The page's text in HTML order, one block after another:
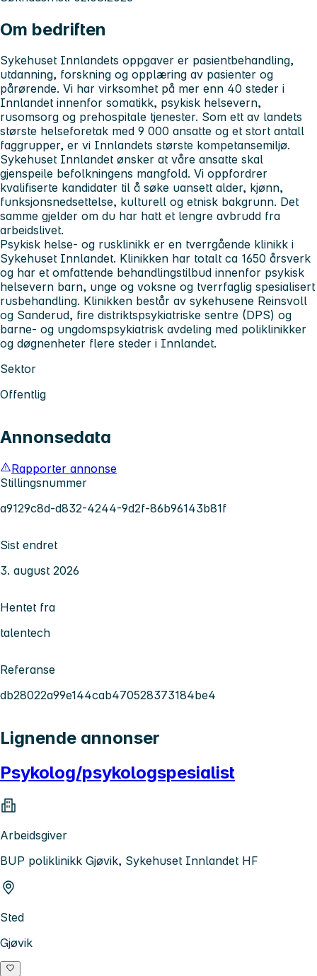
Om bedriften
Sykehuset Innlandets oppgaver er pasientbehandling,
utdanning, forskning og opplæring av pasienter og
pårørende. Vi har virksomhet på mer enn 40 steder i
Innlandet innenfor somatikk, psykisk helsevern,
rusomsorg og prehospitale tjenester. Som ett av landets
største helseforetak med 9 000 ansatte og et stort antall
faggrupper, er vi Innlandets største kompetansemiljø.
Sykehuset Innlandet ønsker at våre ansatte skal
gjenspeile befolkningens mangfold. Vi oppfordrer
kvalifiserte kandidater til å søke uansett alder, kjønn,
funksjonsnedsettelse, kulturell og etnisk bakgrunn. Det
samme gjelder om du har hatt et lengre avbrudd fra
arbeidslivet.
Psykisk helse- og rusklinikk er en tverrgående klinikk i
Sykehuset Innlandet. Klinikken har totalt ca 1650 årsverk
og har et omfattende behandlingstilbud innenfor psykisk
helsevern barn, unge og voksne og tverrfaglig spesialisert
rusbehandling. Klinikken består av sykehusene Reinsvoll
og Sanderud, fire distriktspsykiatriske sentre (DPS) og
barne- og ungdomspsykiatrisk avdeling med poliklinikker
og døgnenheter flere steder i Innlandet.
Sektor
Offentlig
Annonsedata
Rapporter annonse
Stillingsnummer
a9129c8d-d832-4244-9d2f-86b96143b81f
Sist endret
3. august 2026
Hentet fra
talentech
Referanse
db28022a99e144cab470528373184be4
Lignende annonser
Psykolog/psykologspesialist
Arbeidsgiver
BUP poliklinikk Gjøvik, Sykehuset Innlandet HF
Sted
Gjøvik